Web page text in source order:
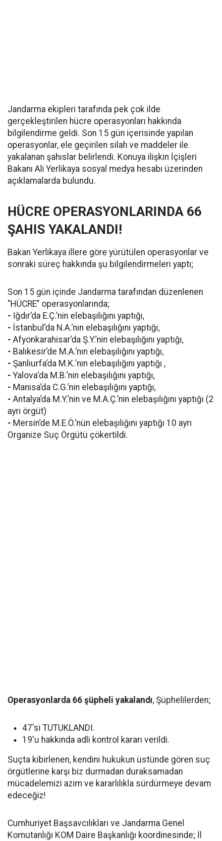
Jandarma ekipleri tarafında pek çok ilde
gerçekleştirilen hücre operasyonları hakkında
bilgilendirme geldi. Son 15 gün içerisinde yapılan
operasyonlar, ele geçirilen silah ve maddeler ile
yakalanan şahıslar belirlendi. Konuya ilişkin İçişleri
Bakanı Ali Yerlikaya sosyal medya hesabı üzerinden
açıklamalarda bulundu.
HÜCRE OPERASYONLARINDA 66
ŞAHIS YAKALANDI!
Bakan Yerlikaya illere göre yürütülen operasyonlar ve
sonraki süreç hakkında şu bilgilendirmeleri yaptı;
Son 15 gün içinde Jandarma tarafından düzenlenen
“HÜCRE” operasyonlarında;
- Iğdır’da E.Ç.’nin elebaşılığını yaptığı,
- İstanbul’da N.A.’nın elebaşılığını yaptığı,
- Afyonkarahisar’da Ş.Y.’nin elebaşılığını yaptığı,
- Balıkesir’de M.A.’nın elebaşılığını yaptığı,
- Şanlıurfa’da M.K.‘nın elebaşılığını yaptığı ,
- Yalova‘da M.B.’nin elebaşılığını yaptığı,
- Manisa’da C.G.’nin elebaşılığını yaptığı,
- Antalya’da M.Y.’nin ve M.A.Ç.’nin elebaşılığını yaptığı (2
ayrı örgüt)
- Mersin’de M.E.Ö.’nün elebaşılığını yaptığı 10 ayrı
Organize Suç Örgütü çökertildi.
Operasyonlarda 66 şüpheli yakalandı, Şüphelilerden;
47'si TUTUKLANDI.
19'u hakkında adli kontrol kararı verildi.
Suçta kibirlenen, kendini hukukun üstünde gören suç
örgütlerine karşı biz durmadan duraksamadan
mücadelemizi azim ve kararlılıkla sürdürmeye devam
edeceğiz!
Cumhuriyet Başsavcılıkları ve Jandarma Genel
Komutanlığı KOM Daire Başkanlığı koordinesinde; İl